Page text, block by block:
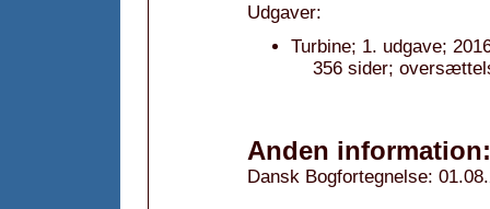
Udgaver:
Turbine; 1. udgave;
356 sider;
Anden information:
Dansk Bogfortegnelse: